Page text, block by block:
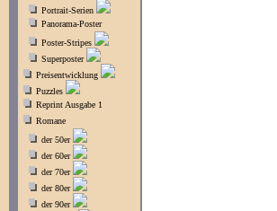
Portrait-Serien
Panorama-Poster
Poster-Stripes
Superposter
Preisentwicklung
Puzzles
Reprint Ausgabe 1
Romane
der 50er
der 60er
der 70er
der 80er
der 90er